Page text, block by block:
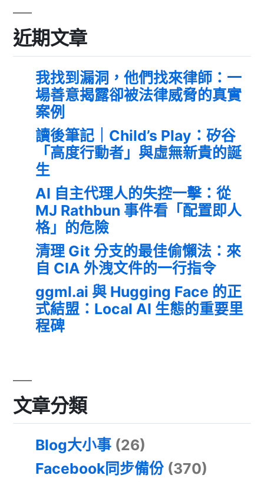
近期文章
我找到漏洞，他們找來律師：一
場善意揭露卻被法律威脅的真實
案例
讀後筆記｜Child’s Play：矽谷
「高度行動者」與虛無新貴的誕
生
AI 自主代理人的失控一擊：從
MJ Rathbun 事件看「配置即人
格」的危險
清理 Git 分支的最佳偷懶法：來
自 CIA 外洩文件的一行指令
ggml.ai 與 Hugging Face 的正
式結盟：Local AI 生態的重要里
程碑
文章分類
Blog大小事 (26)
Facebook同步備份 (370)